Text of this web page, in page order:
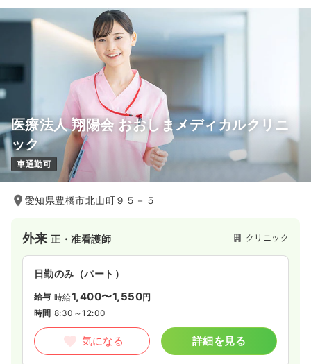
医療法人 翔陽会 おおしまメディカルクリニ
ック
車通勤可
愛知県豊橋市北山町９５－５
外来正・准看護師 クリニック
日勤のみ（パート）
給与 時給1,400〜1,550円
時間 8:30～12:00
気になる 詳細を見る